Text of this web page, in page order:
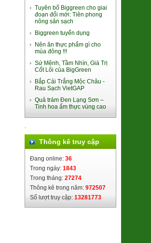
Súp lơ xanh Baby Đà Lạt
(2611048)
9.000đ/100g
Nghệ Nano Curcumin (Gel)
380.000đ/Hộp
Tuyên bố Biggreen cho giai
đoạn đổi mới: Tiên phong
nông sản sạch
Biggreen tuyển dụng
Nên ăn thực phẩm gì cho
mùa đông !!!
Sứ Mệnh, Tầm Nhìn, Giá Trị
Cốt Lõi của BigGreen
Bắp Cải Trắng Mộc Châu -
Rau Sạch VietGAP
Quả trám Đen Lạng Sơn –
Tinh hoa ẩm thực vùng cao
.
Thông kê truy cập
Đang online: 36
Trong ngày: 1843
Trong tháng: 27274
Thông kê trong năm: 972507
Số lượt truy cập: 13281773